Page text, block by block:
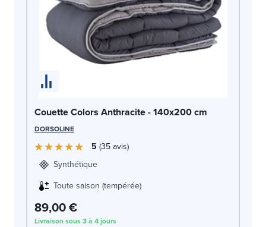
Couette Colors Anthracite - 140x200 cm
DORSOLINE
5 35avis
Synthétique
Toute saison (tempérée)
89,00 €
Livraison sous 3 à 4 jours